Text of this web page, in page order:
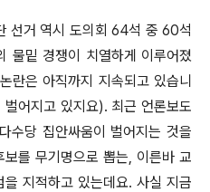
선거 역시 도의회 64석 중 60석
물밑 경쟁이 치열하게 이루어졌
란은 아직까지 지속되고 있습니
어지고 있지요). 최근 언론보도
수당 집안싸움이 벌어지는 것을
를 무기명으로 뽑는, 이른바 교
지적하고 있는데요. 사실 지금